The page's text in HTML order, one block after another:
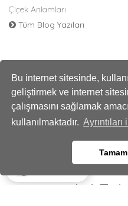
Bu internet sitesinde,
geliştirmek ve internet
çalışmasını sağlamak
kullanılmaktadır.
Tamam
Çiçek Anlamları
Tüm Blog Yazıları